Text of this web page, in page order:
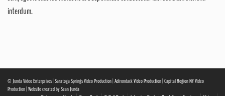
interdum.
© Junda Video Enterprises | Saratoga Springs Video Production | Adirondack Video Production | Capital Region NY Video
Production | Website created by Sean Junda